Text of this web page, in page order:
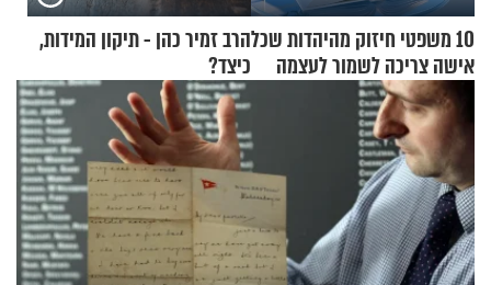
10 משפטי חיזוק מהיהדות שכל
אישה צריכה לשמור לעצמה
הרב זמיר כהן - תיקון המידות,
כיצד?